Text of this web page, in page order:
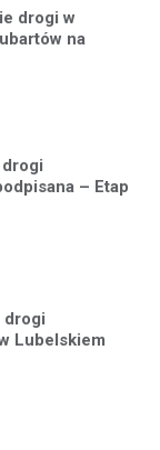
drogi w
na
– Etap
drogi
Lubelskiem